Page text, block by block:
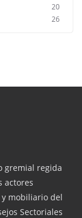
20
26
gremial regida
actores
mobiliario del
Sectoriales